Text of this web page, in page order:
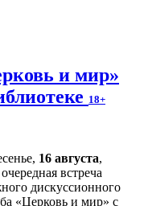
и мир»
18+
16 августа,
встреча
дискуссионного
«Церковь и мир» с